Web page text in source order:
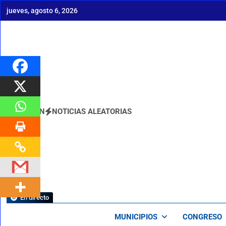
Saltar
jueves, agosto 6, 2026
BOLETÍN NOTICIAS ALEATORIAS
En directo
MUNICIPIOS CONGRESO